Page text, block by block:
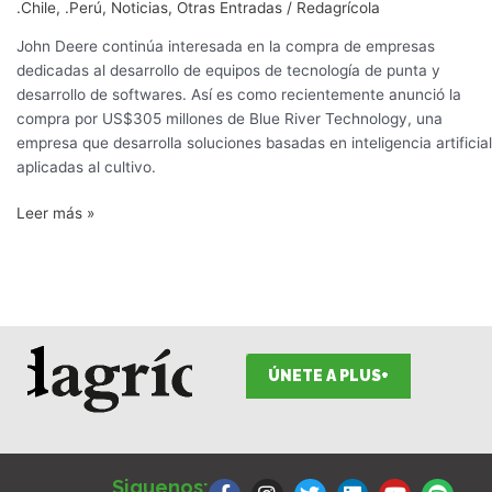
.Chile, .Perú, Noticias, Otras Entradas / Redagrícola
John Deere continúa interesada en la compra de empresas
dedicadas al desarrollo de equipos de tecnología de punta y
desarrollo de softwares. Así es como recientemente anunció la
compra por US$305 millones de Blue River Technology, una
empresa que desarrolla soluciones basadas en inteligencia artificial
aplicadas al cultivo.
Leer más »
ÚNETE A PLUS+
a
n
w
i
o
p